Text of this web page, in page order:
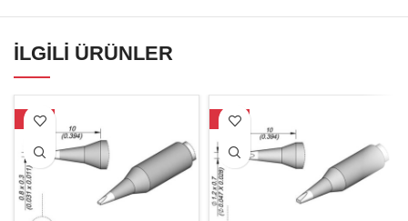
İLGILI ÜRÜNLER
-20% -22%